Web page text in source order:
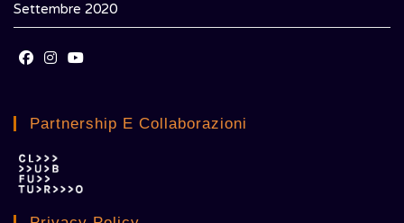
Settembre 2020
tab
a
tab
a
Partnership E Collaborazioni